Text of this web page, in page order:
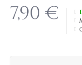
7,90 €